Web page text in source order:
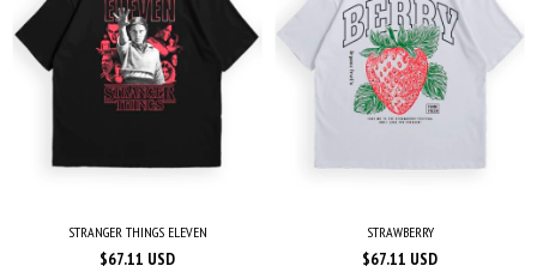
STRANGER THINGS ELEVEN
$67.11 USD
STRAWBERRY
$67.11 USD